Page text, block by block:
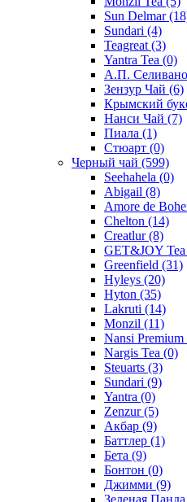
Sun Delmar
Sundari (4)
Teagreat (3)
Yantra Tea (0)
А.П.
Зензур Чай (6)
Крымский
Нанси Чай (7)
Пиала (1)
Стюарт (0)
Черный чай (599)
Seehahela (0)
Abigail (8)
Amore de
Chelton (14)
Creatlur(8)
GET&JOY Tea
Greenfield (31)
Hyleys (20)
Hyton (35)
Lakruti (14)
Monzil (11)
Nansi Premium
Nargis Tea (0)
Steuarts (3)
Sundari (9)
Yantra (0)
Zenzur(5)
Акбар (9)
Баттлер (1)
Бета (9)
Бонтон (0)
Джимми (9)
Зеленая Панда